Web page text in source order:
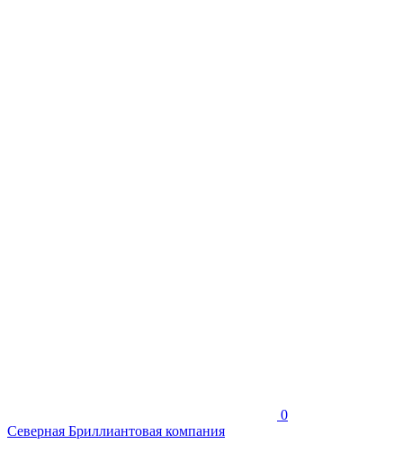
0
Северная Бриллиантовая компания